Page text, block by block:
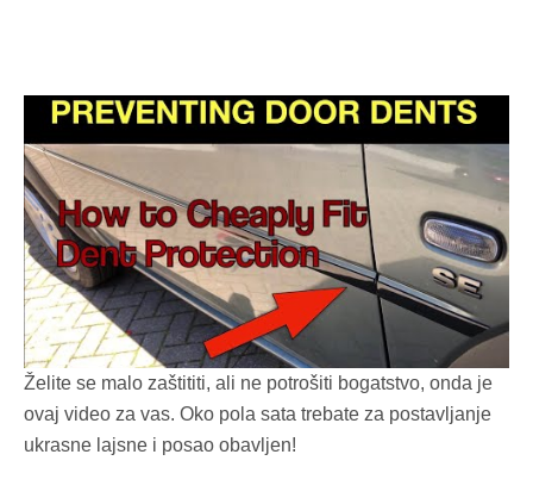
Želite se malo zaštititi, ali ne potrošiti bogatstvo, onda je
ovaj video za vas. Oko pola sata trebate za postavljanje
ukrasne lajsne i posao obavljen!